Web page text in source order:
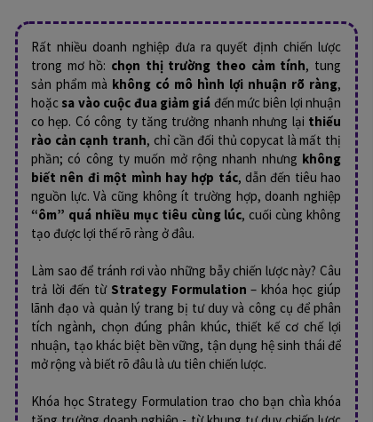
Rất nhiều doanh nghiệp đưa ra quyết định chiến lược
trong mơ hồ: chọn thị trường theo cảm tính, tung
sản phẩm mà không có mô hình lợi nhuận rõ ràng,
hoặc sa vào cuộc đua giảm giá đến mức biên lợi nhuận
co hẹp. Có công ty tăng trưởng nhanh nhưng lại thiếu
rào cản cạnh tranh, chỉ cần đối thủ copycat là mất thị
phần; có công ty muốn mở rộng nhanh nhưng không
biết nên đi một mình hay hợp tác, dẫn đến tiêu hao
nguồn lực. Và cũng không ít trường hợp, doanh nghiệp
“ôm” quá nhiều mục tiêu cùng lúc, cuối cùng không
tạo được lợi thế rõ ràng ở đâu.
Làm sao để tránh rơi vào những bẫy chiến lược này? Câu
trả lời đến từ Strategy Formulation – khóa học giúp
lãnh đạo và quản lý trang bị tư duy và công cụ để phân
tích ngành, chọn đúng phân khúc, thiết kế cơ chế lợi
nhuận, tạo khác biệt bền vững, tận dụng hệ sinh thái để
mở rộng và biết rõ đâu là ưu tiên chiến lược.
Khóa học Strategy Formulation trao cho bạn chìa khóa